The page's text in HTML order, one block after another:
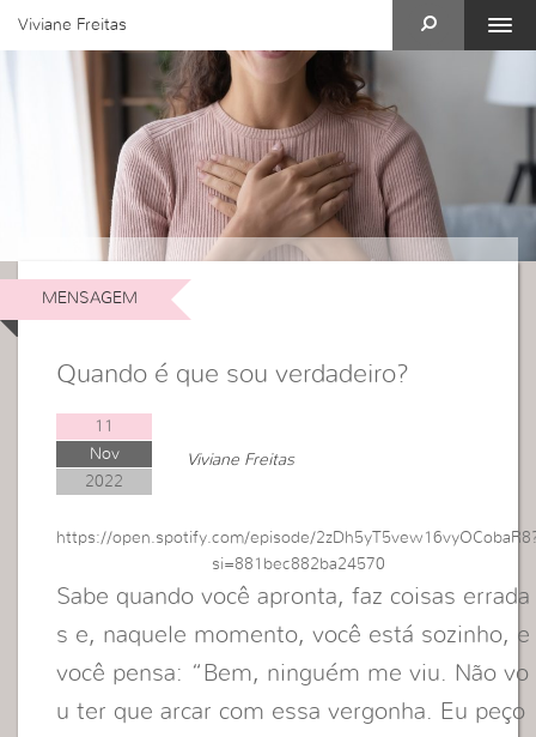
Viviane Freitas
MENSAGEM
Quando é que sou verdadeiro?
11
Nov
2022
Viviane Freitas
https://open.spotify.com/episode/
si=881bec882ba24570
Sabe quando você apronta, faz coisas errada
s e, naquele momento, você está sozinho, e
você pensa: “Bem, ninguém me viu. Não vo
u ter que arcar com essa vergonha. Eu peço